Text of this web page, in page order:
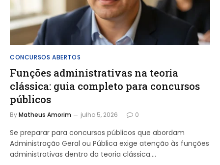
CONCURSOS ABERTOS
Funções administrativas na teoria
clássica: guia completo para concursos
públicos
ByMatheus Amorim julho 5, 2026 0
Se preparar para concursos públicos que abordam
Administração Geral ou Pública exige atenção às funções
administrativas dentro da teoria clássica.…